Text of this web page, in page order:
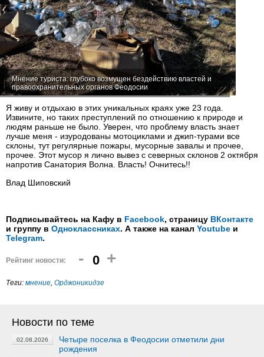
Мнение туриста: глубоко возмущен бездействию властей и
правоохранительных органов Феодосии
Я живу и отдыхаю в этих уникальных краях уже 23 года.
Извините, но таких преступлений по отношению к природе и
людям раньше не было. Уверен, что проблему власть знает
лучше меня - изуродованы мотоциклами и джип-турами все
склоны, тут регулярные пожары, мусорные завалы и прочее,
прочее. Этот мусор я лично вывез с северных склонов 2 октября
напротив Санатория Волна. Власть! Очнитесь!!
Влад Шиповский
Подписывайтесь на Кафу в Facebook, страницу ВКонтакте
и группу в Одноклассниках. А также на канал Youtube и
Telegram.
Рейтинг новости: - 0 +
Теги: мнение, Орджоникидзе
Новости по теме
02.08.2026
Четыре поселка в Феодосии отметили дни
рождения